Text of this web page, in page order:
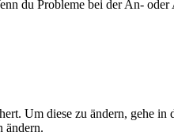
du Probleme bei der An-
Um diese zu ändern, gehe
ändern.